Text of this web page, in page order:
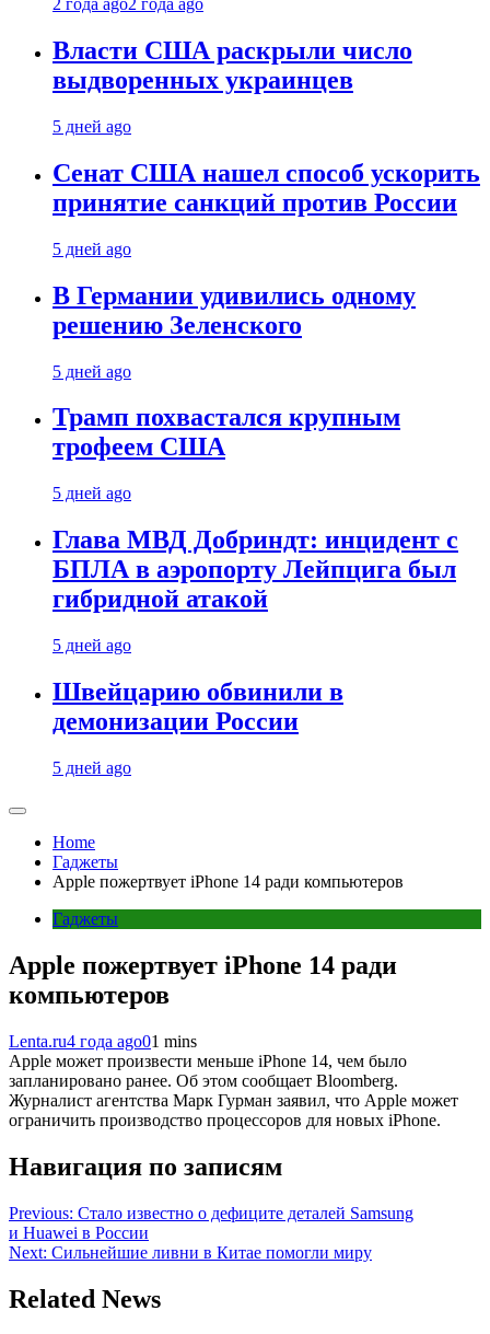
2 года ago2 года ago
Власти США раскрыли число
выдворенных украинцев
5 дней ago
Сенат США нашел способ ускорить
принятие санкций против России
5 дней ago
В Германии удивились одному
решению Зеленского
5 дней ago
Трамп похвастался крупным
трофеем США
5 дней ago
Глава МВД Добриндт: инцидент с
БПЛА в аэропорту Лейпцига был
гибридной атакой
5 дней ago
Швейцарию обвинили в
демонизации России
5 дней ago
Home
Гаджеты
Apple пожертвует iPhone 14 ради компьютеров
Гаджеты
Apple пожертвует iPhone 14 ради
компьютеров
Lenta.ru4 года ago01 mins
Apple может произвести меньше iPhone 14, чем было
запланировано ранее. Об этом сообщает Bloomberg.
Журналист агентства Марк Гурман заявил, что Apple может
ограничить производство процессоров для новых iPhone.
Навигация по записям
Previous: Стало известно о дефиците деталей Samsung
и Huawei в России
Next: Сильнейшие ливни в Китае помогли миру
Related News